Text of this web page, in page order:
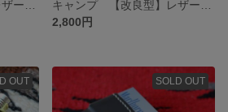
2,800円
OUT SOLD OUT